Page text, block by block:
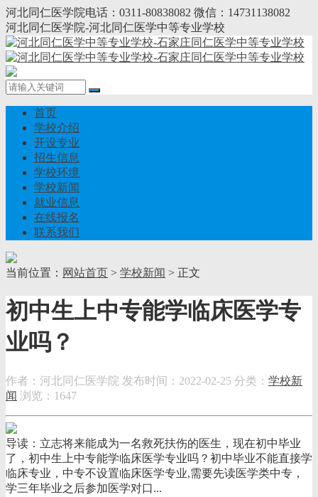
河北同仁医学院电话：0311-80838082 微信：14731138082
河北同仁医学院-河北同仁医学中等专业学校
首页
学校介绍
开设专业
招生信息
学校环境
学校新闻
就业信息
在线报名
联系我们
当前位置： 网站首页 > 学校新闻 > 正文
初中生上中专能学临床医学专
业吗？
作者：河北同仁医学院 发布时间：2022-02-25 分类： 学校新
闻 浏览：1647
导读：立志将来能成为一名救死扶伤的医生，现在初中毕业
了，初中生上中专能学临床医学专业吗？初中毕业不能直接学
临床专业，中专不设置临床医学专业,需要先读医学类中专，
学三年毕业之后参加医学对口...